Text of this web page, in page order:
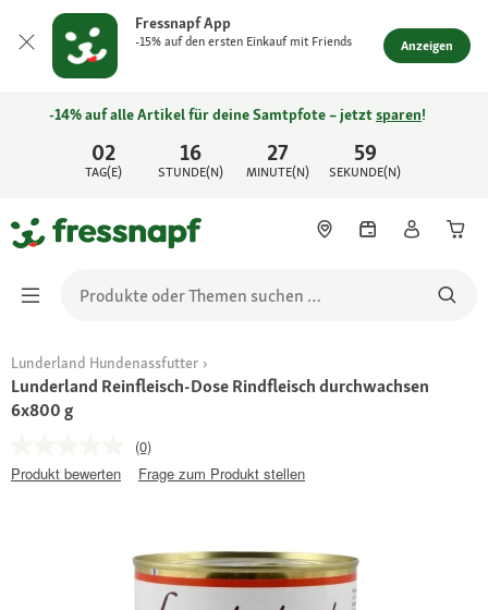
Fressnapf App
-15% auf den ersten Einkauf mit Friends Anzeigen
02
TAG(E)
16
STUNDE(N)
27
MINUTE(N)
59
SEKUNDE(N)
-14% auf alle Artikel für deine Samtpfote – jetztsparen!
Lunderland Hundenassfutter
Lunderland Reinfleisch-Dose Rindfleisch durchwachsen
6x800 g
(0)
Produkt bewerten
Frage zum Produkt stellen